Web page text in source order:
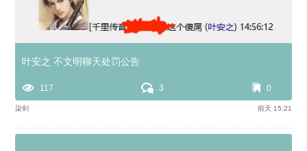
叶安之 不文明聊天处罚公告
117 3 0
柒剑 前天 15:21